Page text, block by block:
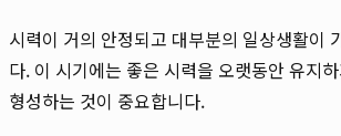
시력이 거의 안정되고 대부분의 일상생활이
다. 이 시기에는 좋은 시력을 오랫동안 유지
형성하는 것이 중요합니다.